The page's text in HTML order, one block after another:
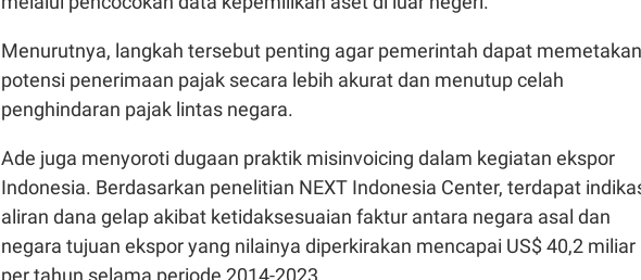
Menurutnya, langkah tersebut penting agar pemerintah dapat memetakan
potensi penerimaan pajak secara lebih akurat dan menutup celah
penghindaran pajak lintas negara.
Ade juga menyoroti dugaan praktik misinvoicing dalam kegiatan ekspor
Indonesia. Berdasarkan penelitian NEXT Indonesia Center, terdapat
aliran dana gelap akibat ketidaksesuaian faktur antara negara asal dan
negara tujuan ekspor yang nilainya diperkirakan mencapai US$ 40,2 miliar
per tahun selama periode 2014-2023.